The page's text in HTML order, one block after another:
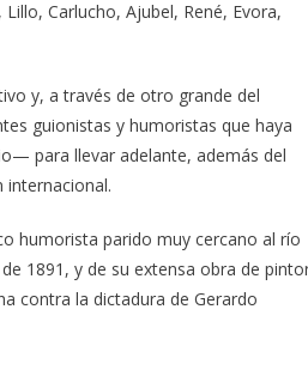
Carlucho, Ajubel, René, Evora,
y, a través de otro grande del
guionistas y humoristas que haya
para llevar adelante, además del
internacional.
humorista parido muy cercano al río
1891, y de su extensa obra de
contra la dictadura de Gerardo